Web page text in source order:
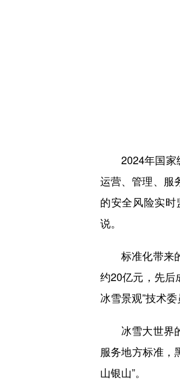
2024年国家级
运营、管理、服
的安全风险实
说。
标准化带来的
约20亿元，先后
冰雪景观”技术
冰雪大世界的
服务地方标准，
山银山”。